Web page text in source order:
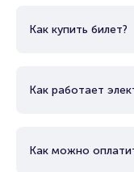
Как купить билет?
Как работает
Как можно